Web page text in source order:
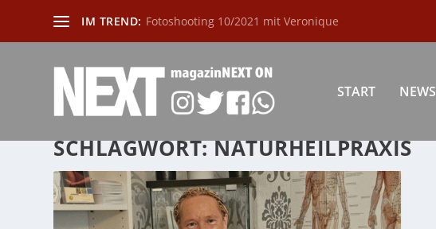
IM TREND: Fotoshooting 10/2021 mit Veronique
START NEWS
SCHLAGWORT:NATURHEILPRAXIS